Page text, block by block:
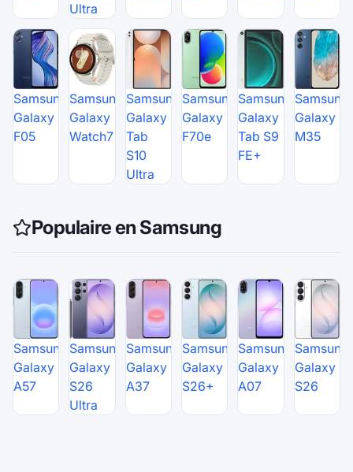
Ultra
Samsung
Galaxy
F05
Samsung
Galaxy
Watch7
Samsung
Galaxy
Tab
S10
Ultra
Samsung
Galaxy
F70e
Samsung
Galaxy
Tab S9
FE+
Samsung
Galaxy
M35
Populaire en Samsung
Samsung
Galaxy
A57
Samsung
Galaxy
S26
Ultra
Samsung
Galaxy
A37
Samsung
Galaxy
S26+
Samsung
Galaxy
A07
Samsung
Galaxy
S26